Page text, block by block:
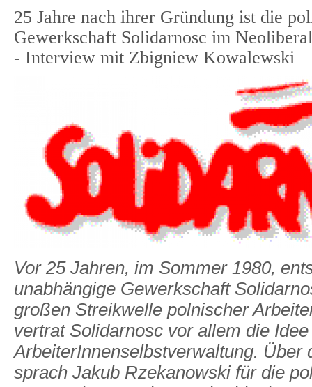
25 Jahre nach ihrer Gründung ist die
Gewerkschaft Solidarnosc im
- Interview mit Zbigniew Kowalewski
Vor 25 Jahren, im Sommer 1980,
unabhängige Gewerkschaft
großen Streikwelle polnischer
vertrat Solidarnosc vor allem die
ArbeiterInnenselbstverwaltung. Über
sprach Jakub Rzekanowski für die